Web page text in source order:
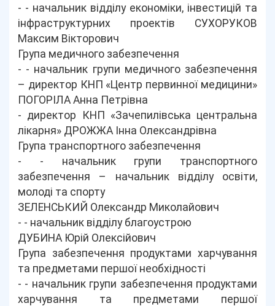
- - начальник відділу економіки, інвестицій та
інфраструктурних проектів СУХОРУКОВ
Максим Вікторович
Група медичного забезпечення
- - начальник групи медичного забезпечення
– директор КНП «Центр первинної медицини»
ПОГОРІЛА Анна Петрівна
- директор КНП «Зачепилівська центральна
лікарня» ДРОЖЖА Інна Олександрівна
Група транспортного забезпечення
- - начальник групи транспортного
забезпечення – начальник відділу освіти,
молоді та спорту
ЗЕЛЕНСЬКИЙ Олександр Миколайович
- - начальник відділу благоустрою
ДУБИНА Юрій Олексійович
Група забезпечення продуктами харчування
та предметами першої необхідності
- - начальник групи забезпечення продуктами
харчування та предметами першої